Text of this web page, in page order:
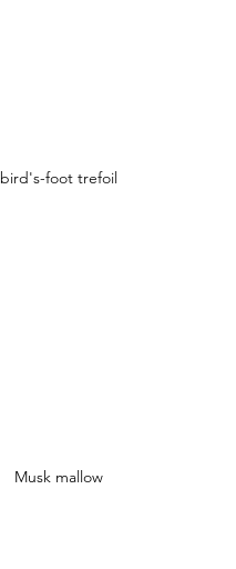
bird's-foot trefoil
Musk mallow